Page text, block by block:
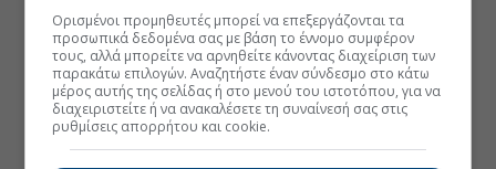
Ορισμένοι προμηθευτές μπορεί να επεξεργάζονται τα
προσωπικά δεδομένα σας με βάση το έννομο συμφέρον
τους, αλλά μπορείτε να αρνηθείτε κάνοντας διαχείριση των
παρακάτω επιλογών. Αναζητήστε έναν σύνδεσμο στο κάτω
μέρος αυτής της σελίδας ή στο μενού του ιστοτόπου, για να
διαχειριστείτε ή να ανακαλέσετε τη συναίνεσή σας στις
ρυθμίσεις απορρήτου και cookie.